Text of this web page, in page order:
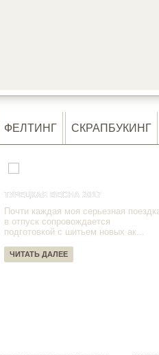
ФЕЛТИНГ СКРАПБУКИНГ
ТУРЕЦКАЯ ВЕСНА 2017
Почти каждая моя серьезная
в отпуск сопровождается
подготовкой с шитьем новых ак...
ЧИТАТЬ ДАЛЕЕ